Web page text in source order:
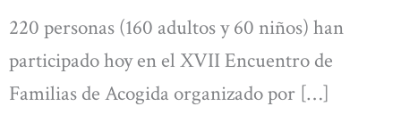
220 personas (160 adultos y 60 niños) han
participado hoy en el XVII Encuentro de
Familias de Acogida organizado por […]